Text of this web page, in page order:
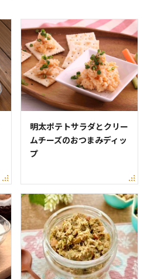
明太ポテトサラダとクリー
ムチーズのおつまみディッ
プ